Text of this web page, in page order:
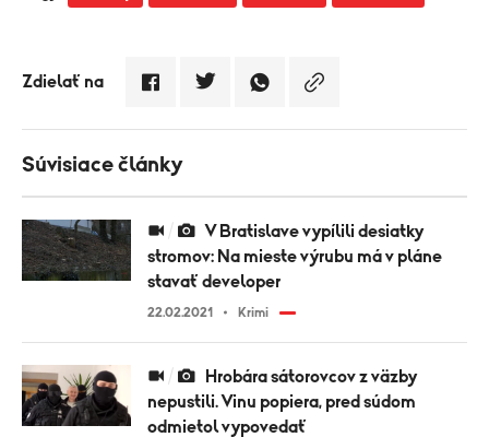
Zdielať na
Súvisiace články
stromov: Na mieste výrubu má v pláne
stavať developer
22.02.2021 Krimi
nepustili. Vinu popiera, pred súdom
odmietol vypovedať